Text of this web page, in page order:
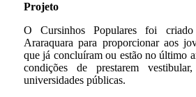
Projeto
O Cursinhos Populares foi
Araraquara para proporcionar aos
que já concluíram ou estão no último
condições de prestarem
universidades públicas.